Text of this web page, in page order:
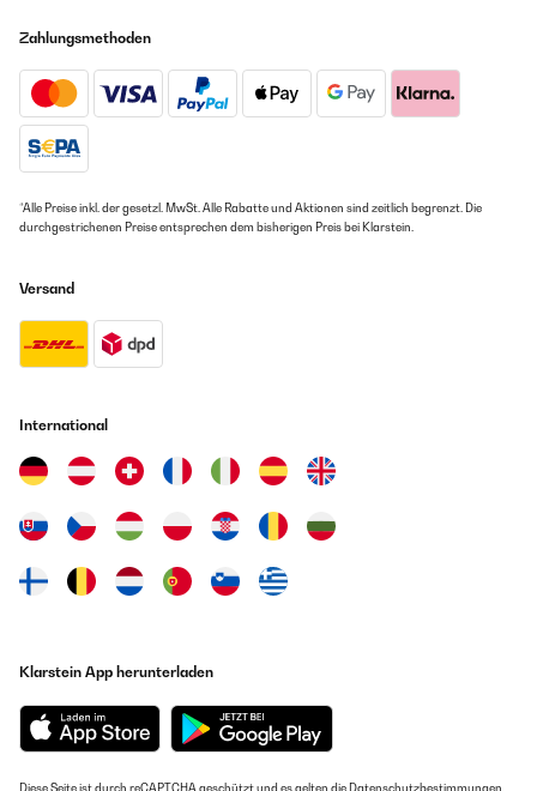
geantwortet hat) habe wurde mir aber sofort die Zusendung eines
neuen schwarzen Bandes versprochen. Dies dürfte wohl in den
nächsten Tagen ankommen. Von meiner Seite aus eine klare
Kaufempfehlung.
Amazon-Benutzer
die teureren Bänder kaufe, da ist doch deutlich günstigere Alternativen
gibt. Ich bin dann zu dem Entschluss gekommen, dass Gesundheit
vorgeht und wenn man das Risiko (z.B. das das Band reißt o.ä.)
minimieren kann, indem man etwas mehr zahlt so soll es so sein. Ich
habe also das Set mit allen Bändern bestellt und war überrascht von
liest, ist bei diesen Bändern nicht wahrzunehmen und auch die
Arm sondern wie ein Rucksack über beide hängen kann. Lediglich das
schwarze Band hatte leichte Einkerbungen, mit denen man eventuell
dennoch trainieren könnte. Nachdem ich mich an den Kundenservice
gewandt (welcher übrigens binnen eines Tages geantwortet hat) habe
versprochen. Dies dürfte wohl in den nächsten Tagen ankommen. Von
meiner Seite aus eine klare Kaufempfehlung.
Turnbeutel mitsamt Broschüre mit Anwendungsbeispielen. Ich halte die
Zahlungsmethoden
*Alle Preise inkl. der gesetzl. MwSt. Alle Rabatte und Aktionen sind zeitlich begrenzt. Die
durchgestrichenen Preise entsprechen dem bisherigen Preis bei Klarstein.
Versand
International
Klarstein App herunterladen
Diese Seite ist durch reCAPTCHA geschützt und es gelten die Datenschutzbestimmungen